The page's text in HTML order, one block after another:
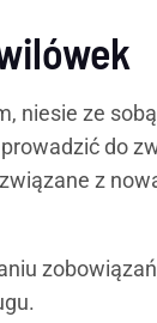
niesie ze
do
z